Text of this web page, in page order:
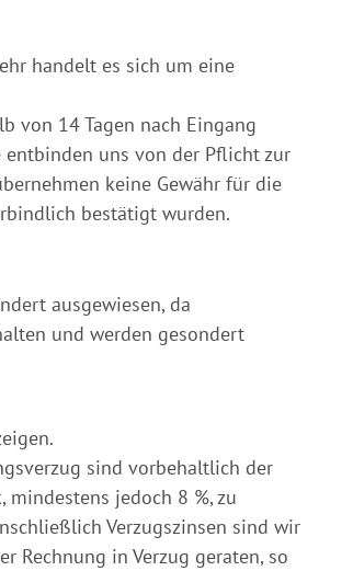
handelt es sich um eine
von 14 Tagen nach Eingang
uns von der Pflicht zur
keine Gewähr für die
bestätigt wurden.
ausgewiesen, da
und werden gesondert
sind vorbehaltlich der
mindestens jedoch 8 %, zu
Verzugszinsen sind wir
Rechnung in Verzug geraten, so